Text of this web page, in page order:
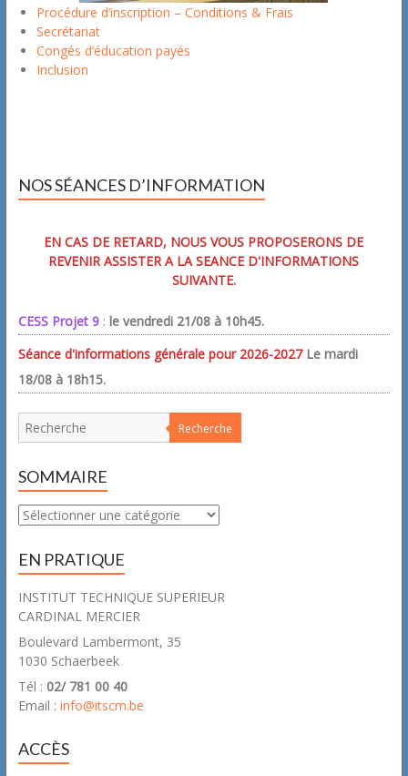
Procédure d’inscription – Conditions & Frais
Secrétariat
Congés d’éducation payés
Inclusion
NOS SÉANCES D’INFORMATION
EN CAS DE RETARD, NOUS VOUS PROPOSERONS DE
REVENIR ASSISTER A LA SEANCE D'INFORMATIONS
SUIVANTE.
CESS Projet 9: le vendredi 21/08 à 10h45.
Séance d'informations générale pour 2026-2027 Le mardi
18/08 à 18h15.
Recherche
SOMMAIRE
Sommaire
EN PRATIQUE
INSTITUT TECHNIQUE SUPERIEUR
CARDINAL MERCIER
Boulevard Lambermont, 35
1030 Schaerbeek
Tél : 02/ 781 00 40
Email : info@itscm.be
ACCÈS